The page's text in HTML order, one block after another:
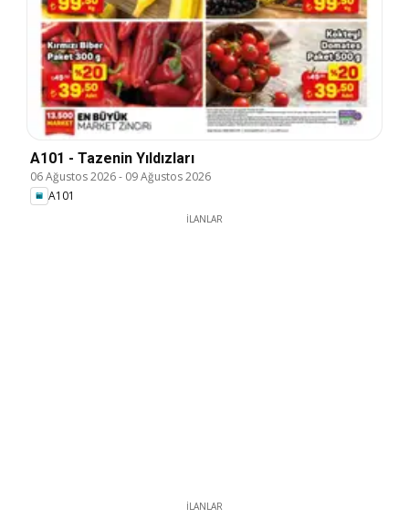
A101 - Tazenin Yıldızları
06 Ağustos 2026- 09 Ağustos 2026
A101
İLANLAR
İLANLAR